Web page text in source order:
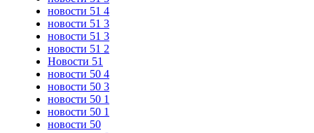
новости 51 4
новости 51 3
новости 51 3
новости 51 2
Новости 51
новости 50 4
новости 50 3
новости 50 1
новости 50 1
новости 50